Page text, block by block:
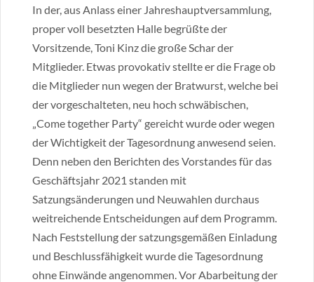
In der, aus Anlass einer Jahreshauptversammlung,
proper voll besetzten Halle begrüßte der
Vorsitzende, Toni Kinz die große Schar der
Mitglieder. Etwas provokativ stellte er die Frage ob
die Mitglieder nun wegen der Bratwurst, welche bei
der vorgeschalteten, neu hoch schwäbischen,
„Come together Party“ gereicht wurde oder wegen
der Wichtigkeit der Tagesordnung anwesend seien.
Denn neben den Berichten des Vorstandes für das
Geschäftsjahr 2021 standen mit
Satzungsänderungen und Neuwahlen durchaus
weitreichende Entscheidungen auf dem Programm.
Nach Feststellung der satzungsgemäßen Einladung
und Beschlussfähigkeit wurde die Tagesordnung
ohne Einwände angenommen. Vor Abarbeitung der